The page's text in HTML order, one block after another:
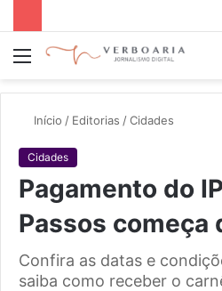
Menu
Início / Editorias /Cidades
Cidades
Pagamento do
Passos começa
Confira as datas e
saiba como receber o